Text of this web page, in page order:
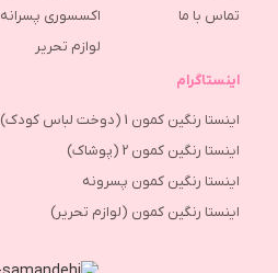
تماس با ما
اکسسوری پسرانه
لوازم تحریر
اینستاگرام
اینستا رنگین کمون 1 (دوخت لباس کودک)
اینستا رنگین کمون 2 (پوشاک)
اینستا رنگین کمون پسرونه
اینستا رنگین کمون (لوازم تحریر)